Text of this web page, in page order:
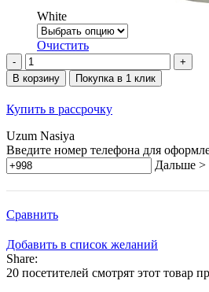
White
Очистить
Количество
товара
Mijia
Cup
Pocket
Version
В корзину Покупка в 1 клик
Купить в рассрочку
Uzum Nasiya
Введите номер телефона для
Дальше >
Сравнить
Добавить в список желаний
Share:
20 посетителей смотрят этот товар